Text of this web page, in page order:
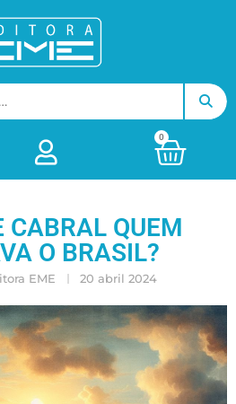
0
CABRAL QUEM
O BRASIL?
EME 20 abril 2024